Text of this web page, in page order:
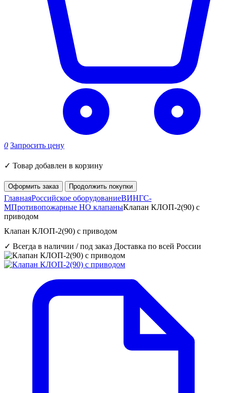
0 Запросить цену
✓ Товар добавлен в корзину
Оформить заказ Продолжить покупки
ГлавнаяРоссийское оборудованиеВИНГС-
МПротивопожарные НО клапаныКлапан КЛОП-2(90) с
приводом
Клапан КЛОП-2(90) с приводом
✓ Всегда в наличии / под заказ Доставка по всей России